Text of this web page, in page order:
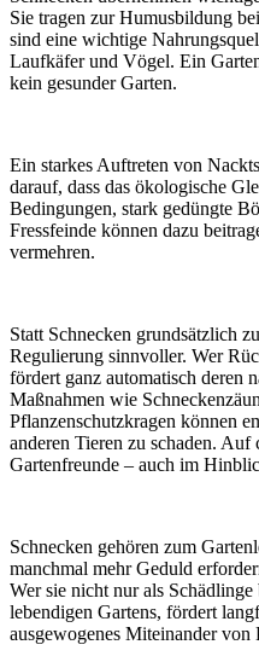
Sie tragen zur Humusbildung
sind eine wichtige
Laufkäfer und Vögel. Ein
kein gesunder Garten.
Ein starkes Auftreten von
darauf, dass das ökologische
Bedingungen, stark gedüngte
Fressfeinde können dazu
vermehren.
Statt Schnecken grundsätzlich
Regulierung sinnvoller. Wer
fördert ganz automatisch deren
Maßnahmen wie
Pflanzenschutzkragen können
anderen Tieren zu schaden.
Gartenfreunde – auch im
Schnecken gehören zum
manchmal mehr Geduld
Wer sie nicht nur als
lebendigen Gartens, fördert
ausgewogenes Miteinander von